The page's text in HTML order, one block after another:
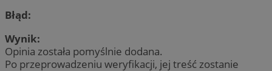
Błąd:
Wynik:
Opinia została pomyślnie dodana.
Po przeprowadzeniu weryfikacji, jej treść zostanie